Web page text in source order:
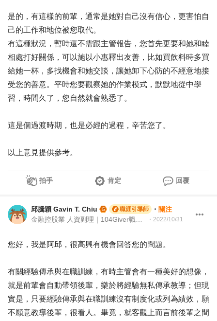
是的，有這樣的前輩，通常是她對自己沒有信心，更害怕自
己的工作和地位被您取代。
有這種狀況，暫時還不需跟主管報告，您首先更要和她和睦
相處打好關係，可以施以小惠釋出友善，比如買飲料時多買
給她一杯，多找機會和她交談，讓她卸下心防的不經意地接
受您的善意。平時您要觀察她的作業模式，默默地從中學
習，時間久了，您自然就會熟悉了。
這是個過渡時期，也是必經的過程，辛苦您了。
以上意見提供參考。
拍手 肯定 回覆
邱騰穎 Gavin T. Chiu 職涯引導師 ・ 關注
・ 2022/10/31
您好，我是阿邱，很高興有機會回答您的問題。
有關經驗傳承與在職訓練，有時主管會有一種美好的想像，
就是前輩會自動帶領後輩，樂於將經驗無私傳承教導；但現
實是，只要經驗傳承與在職訓練沒有制度化或列為績效，願
不願意教導後輩，很看人。畢竟，就客觀上而言前後輩之間